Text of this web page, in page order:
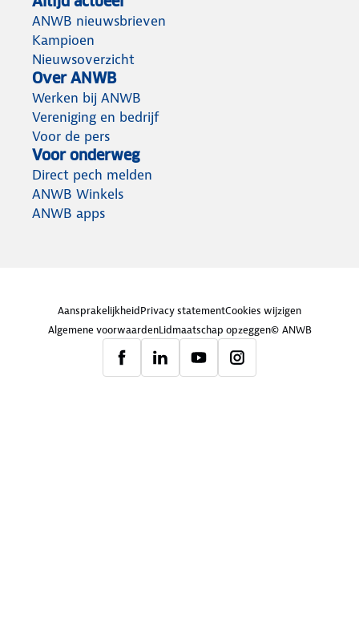
ANWB nieuwsbrieven
Kampioen
Nieuwsoverzicht
Over ANWB
Werken bij ANWB
Vereniging en bedrijf
Voor de pers
Voor onderweg
Direct pech melden
ANWB Winkels
ANWB apps
AansprakelijkheidPrivacy statementCookies wijzigen
Algemene voorwaardenLidmaatschap opzeggen© ANWB